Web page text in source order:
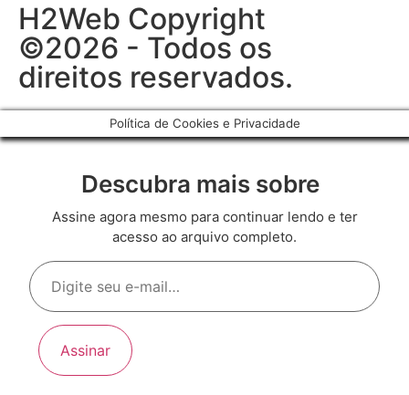
H2Web Copyright
©2026 - Todos os
direitos reservados.
Política de Cookies e Privacidade
Descubra mais sobre
Assine agora mesmo para continuar lendo e ter
acesso ao arquivo completo.
Assinar